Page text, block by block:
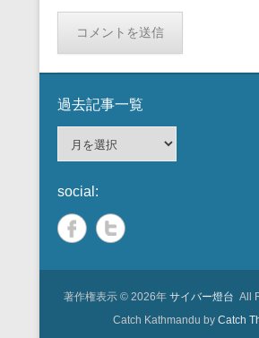
過去記事一覧
事
一
覧
social:
著作権表示 © 2026年 サイバー燈台 All
Catch Kathmandu by Catch